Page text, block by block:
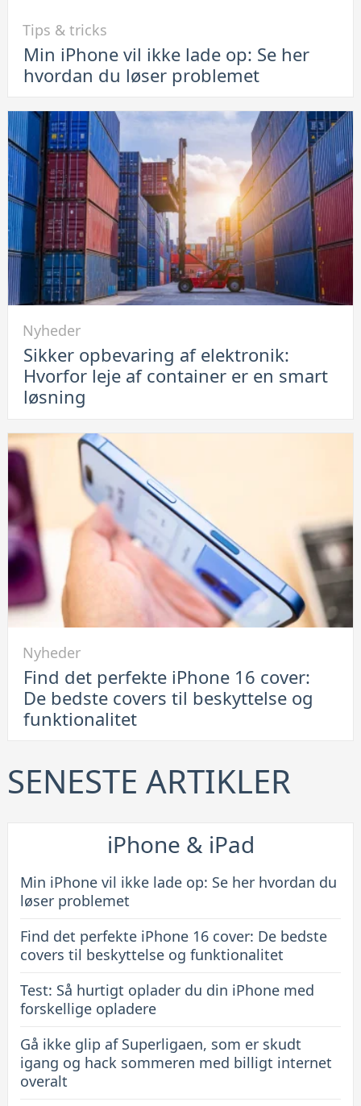
Min
iPhone
ikke
lade
op:
Se
her
hvordan
du
løser
problemet
Tips & tricks
Min iPhone vil ikke lade op: Se her
hvordan du løser problemet
Sikker
opbevaring
Hvorfor
leje
af
container
er
en
smart
løsning
Nyheder
Sikker opbevaring af elektronik:
Hvorfor leje af container er en smart
løsning
Find
det
perfekte
16
cover:
til
beskyttelse
funktionalitet
Nyheder
Find det perfekte iPhone 16 cover:
De bedste covers til beskyttelse og
funktionalitet
SENESTE ARTIKLER
iPhone & iPad
Min iPhone vil ikke lade op: Se her hvordan du
løser problemet
Find det perfekte iPhone 16 cover: De bedste
covers til beskyttelse og funktionalitet
Test: Så hurtigt oplader du din iPhone med
forskellige opladere
Gå ikke glip af Superligaen, som er skudt
igang og hack sommeren med billigt internet
overalt